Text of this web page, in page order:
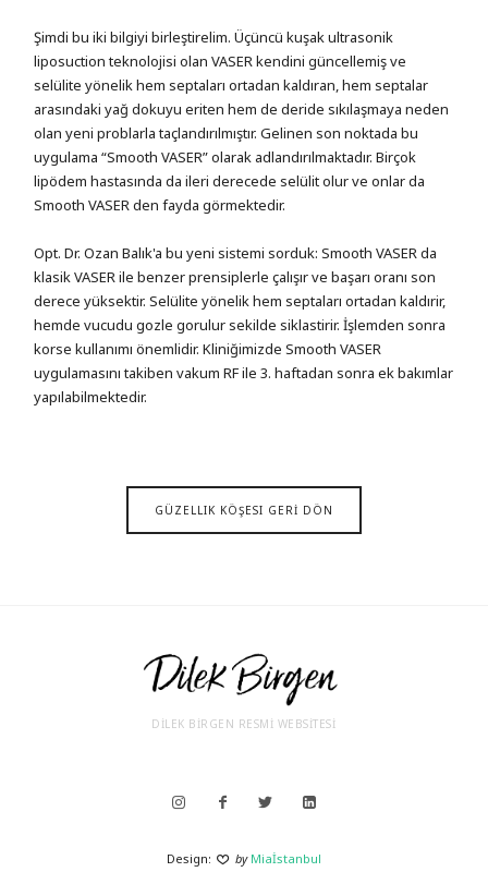
Şimdi bu iki bilgiyi birleştirelim. Üçüncü kuşak ultrasonik
liposuction teknolojisi olan VASER kendini güncellemiş ve
selülite yönelik hem septaları ortadan kaldıran, hem septalar
arasındaki yağ dokuyu eriten hem de deride sıkılaşmaya neden
olan yeni problarla taçlandırılmıştır. Gelinen son noktada bu
uygulama “Smooth VASER” olarak adlandırılmaktadır. Birçok
lipödem hastasında da ileri derecede selülit olur ve onlar da
Smooth VASER den fayda görmektedir.
Opt. Dr. Ozan Balık'a bu yeni sistemi sorduk: Smooth VASER da
klasik VASER ile benzer prensiplerle çalışır ve başarı oranı son
derece yüksektir. Selülite yönelik hem septaları ortadan kaldırir,
hemde vucudu gozle gorulur sekilde siklastirir. İşlemden sonra
korse kullanımı önemlidir. Kliniğimizde Smooth VASER
uygulamasını takiben vakum RF ile 3. haftadan sonra ek bakımlar
yapılabilmektedir.
GÜZELLIK KÖŞESI GERİ DÖN
DİLEK BİRGEN RESMİ WEBSİTESİ
Design: byMiaİstanbul